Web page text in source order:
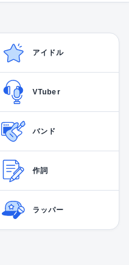
アイドル
VTuber
バンド
作詞
ラッパー